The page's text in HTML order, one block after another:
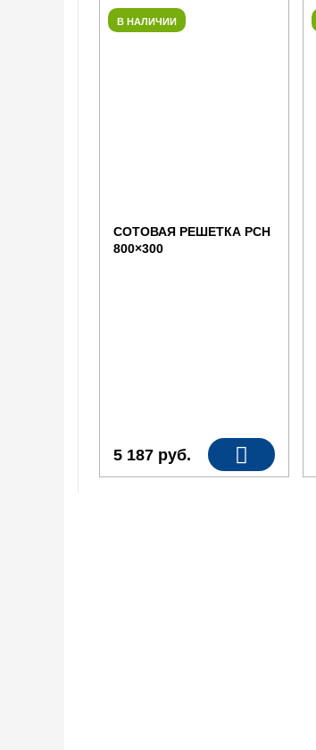
В НАЛИЧИИ
СОТОВАЯ РЕШЕТКА РСН
800×300
5 187 руб.